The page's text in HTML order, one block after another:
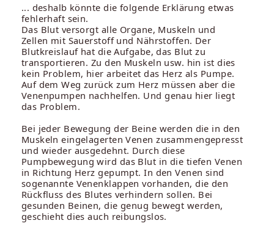
... deshalb könnte die folgende Erklärung etwas
fehlerhaft sein.
Das Blut versorgt alle Organe, Muskeln und
Zellen mit Sauerstoff und Nährstoffen. Der
Blutkreislauf hat die Aufgabe, das Blut zu
transportieren. Zu den Muskeln usw. hin ist dies
kein Problem, hier arbeitet das Herz als Pumpe.
Auf dem Weg zurück zum Herz müssen aber die
Venenpumpen nachhelfen. Und genau hier liegt
das Problem.
Bei jeder Bewegung der Beine werden die in den
Muskeln eingelagerten Venen zusammengepresst
und wieder ausgedehnt. Durch diese
Pumpbewegung wird das Blut in die tiefen Venen
in Richtung Herz gepumpt. In den Venen sind
sogenannte Venenklappen vorhanden, die den
Rückfluss des Blutes verhindern sollen. Bei
gesunden Beinen, die genug bewegt werden,
geschieht dies auch reibungslos.